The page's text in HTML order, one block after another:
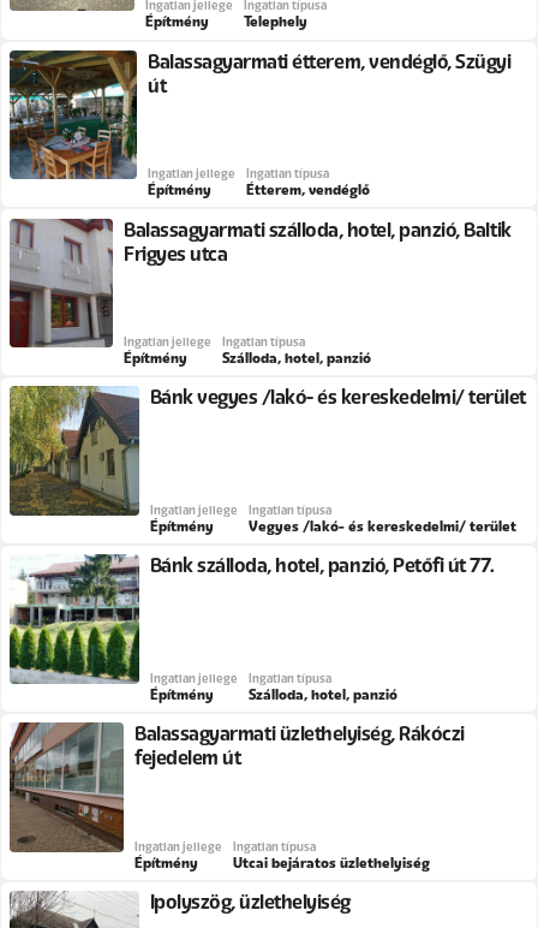
Ingatlan jellege
Építmény
Ingatlan típusa
Telephely
Balassagyarmati étterem, vendéglő, Szügyi
út
Ingatlan jellege
Építmény
Ingatlan típusa
Étterem, vendéglő
Balassagyarmati szálloda, hotel, panzió, Baltik
Frigyes utca
Ingatlan jellege
Építmény
Ingatlan típusa
Szálloda, hotel, panzió
Bánk vegyes /lakó- és kereskedelmi/ terület
Ingatlan jellege
Építmény
Ingatlan típusa
Vegyes /lakó- és kereskedelmi/ terület
Bánk szálloda, hotel, panzió, Petőfi út 77.
Ingatlan jellege
Építmény
Ingatlan típusa
Szálloda, hotel, panzió
Balassagyarmati üzlethelyiség, Rákóczi
fejedelem út
Ingatlan jellege
Építmény
Ingatlan típusa
Utcai bejáratos üzlethelyiség
Ipolyszög, üzlethelyiség